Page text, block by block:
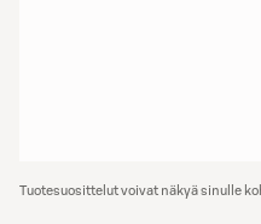
Tuotesuosittelut voivat näkyä sinulle